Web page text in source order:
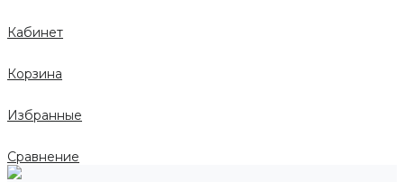
Кабинет
Корзина
Избранные
Сравнение